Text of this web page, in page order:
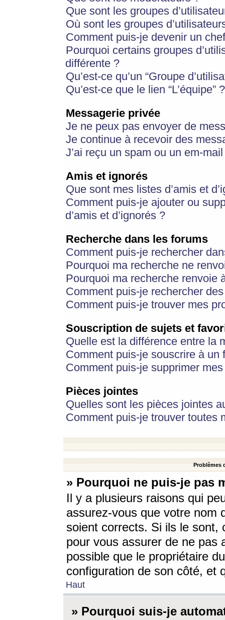
Que sont les groupes
Où sont les groupes
Comment puis-je devenir un
Pourquoi certains groupes
différente ?
Qu’est-ce qu’un “Groupe
Qu’est-ce que le lien “L’équipe” ?
Messagerie privée
Je ne peux pas envoyer de
Je continue à recevoir des
J’ai reçu un spam ou un em-
Amis et ignorés
Que sont mes listes d’amis et
Comment puis-je ajouter ou
d’amis et d’ignorés ?
Recherche dans les forums
Comment puis-je rechercher
Pourquoi ma recherche ne
Pourquoi ma recherche renvoie
Comment puis-je rechercher
Comment puis-je trouver mes
Souscription de sujets et
Quelle est la différence entre la
Comment puis-je souscrire à
Comment puis-je supprimer
Pièces jointes
Quelles sont les pièces jointes
Comment puis-je trouver toutes
Problèmes
» Pourquoi ne puis-je pas
Il y a plusieurs raisons qui
assurez-vous que votre nom
soient corrects. Si ils le sont,
pour vous assurer de ne pas
possible que le propriétaire
configuration de son côté, et
Haut
» Pourquoi suis-je